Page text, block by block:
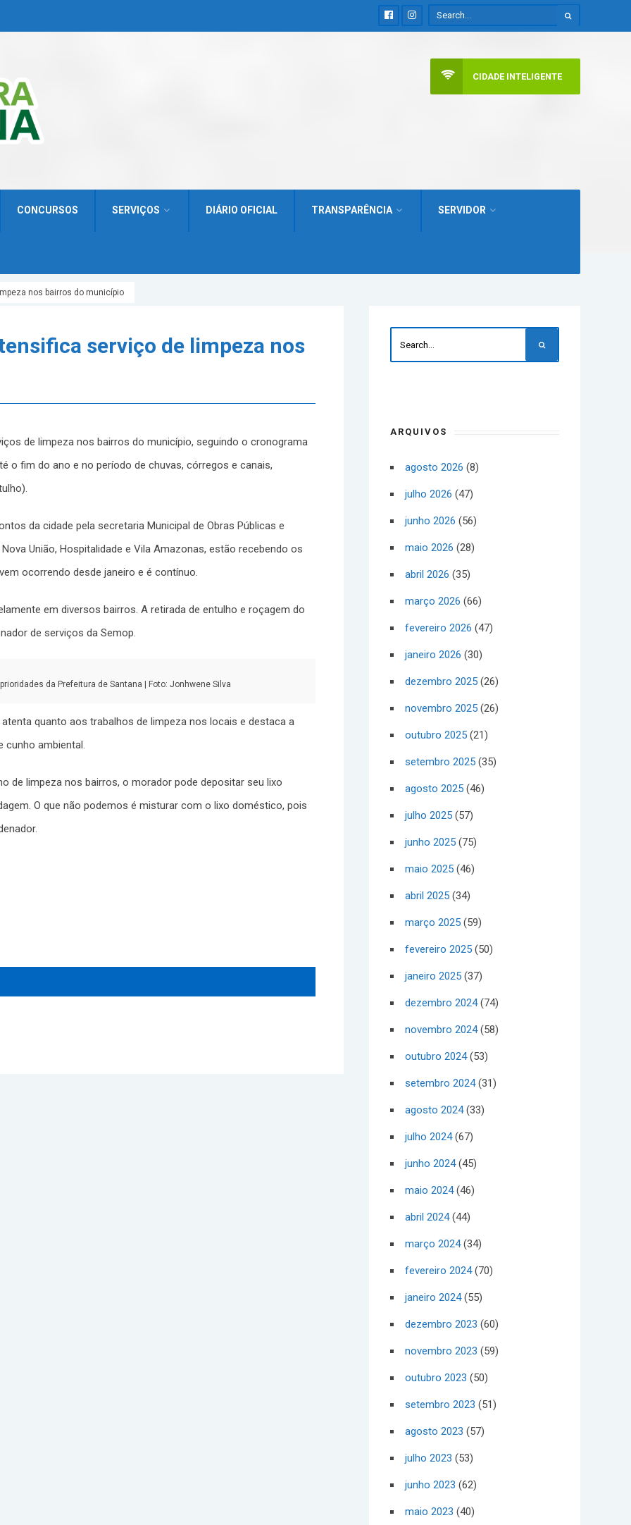
CONCURSOS SERVIÇOS DIÁRIO OFICIAL TRANSPARÊNCIA SERVIDOR
CIDADE INTELIGENTE
nos bairros do município
serviço de limpeza nos
de limpeza nos bairros do município, seguindo o cronograma
o fim do ano e no período de chuvas, córregos e canais,
da cidade pela secretaria Municipal de Obras Públicas e
União, Hospitalidade e Vila Amazonas, estão recebendo os
ocorrendo desde janeiro e é contínuo.
em diversos bairros. A retirada de entulho e roçagem do
de serviços da Semop.
da Prefeitura de Santana | Foto: Jonhwene Silva
quanto aos trabalhos de limpeza nos locais e destaca a
cunho ambiental.
de limpeza nos bairros, o morador pode depositar seu lixo
O que não podemos é misturar com o lixo doméstico, pois
ARQUIVOS
agosto 2026 (8)
julho 2026 (47)
junho 2026 (56)
maio 2026 (28)
abril 2026 (35)
março 2026 (66)
fevereiro 2026 (47)
janeiro 2026 (30)
dezembro 2025 (26)
novembro 2025 (26)
outubro 2025 (21)
setembro 2025 (35)
agosto 2025 (46)
julho 2025 (57)
junho 2025 (75)
maio 2025 (46)
abril 2025 (34)
março 2025 (59)
fevereiro 2025 (50)
janeiro 2025 (37)
dezembro 2024(74)
novembro 2024(58)
outubro 2024(53)
setembro 2024(31)
agosto 2024(33)
julho 2024(67)
junho 2024(45)
maio 2024(46)
abril 2024(44)
março 2024(34)
fevereiro 2024(70)
janeiro 2024(55)
dezembro 2023 (60)
novembro 2023 (59)
outubro 2023 (50)
setembro 2023 (51)
agosto 2023 (57)
julho 2023 (53)
junho 2023 (62)
maio 2023 (40)